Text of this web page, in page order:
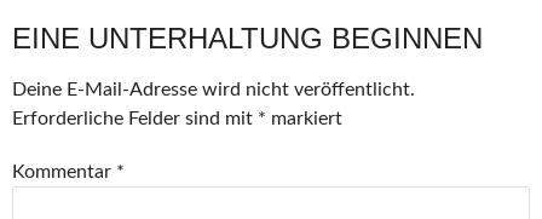
NAVIGATION
EINE UNTERHALTUNG BEGINNEN
Deine E-Mail-Adresse wird nicht veröffentlicht.
Erforderliche Felder sind mit * markiert
Kommentar *